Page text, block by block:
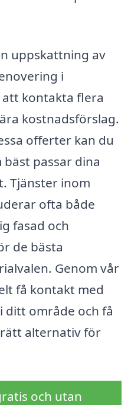
uppskattning av
i
kontakta flera
kostnadsförslag.
offerter kan du
passar dina
Tjänster inom
ofta både
fasad och
de bästa
Genom vår
få kontakt med
ditt område och få
alternativ för
och utan